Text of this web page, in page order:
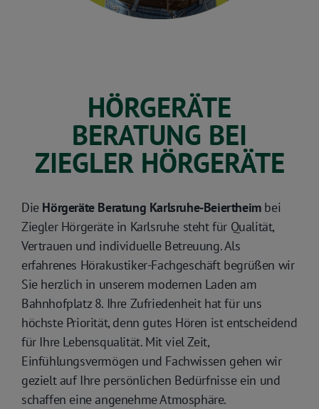
HÖRGERÄTE
BERATUNG BEI
ZIEGLER HÖRGERÄTE
Die Hörgeräte Beratung Karlsruhe-Beiertheimbei
Ziegler Hörgeräte in Karlsruhe steht für Qualität,
Vertrauen und individuelle Betreuung. Als
erfahrenes Hörakustiker-Fachgeschäft begrüßen wir
Sie herzlich in unserem modernen Laden am
Bahnhofplatz 8. Ihre Zufriedenheit hat für uns
höchste Priorität, denn gutes Hören ist entscheidend
für Ihre Lebensqualität. Mit viel Zeit,
Einfühlungsvermögen und Fachwissen gehen wir
gezielt auf Ihre persönlichen Bedürfnisse ein und
schaffen eine angenehme Atmosphäre.